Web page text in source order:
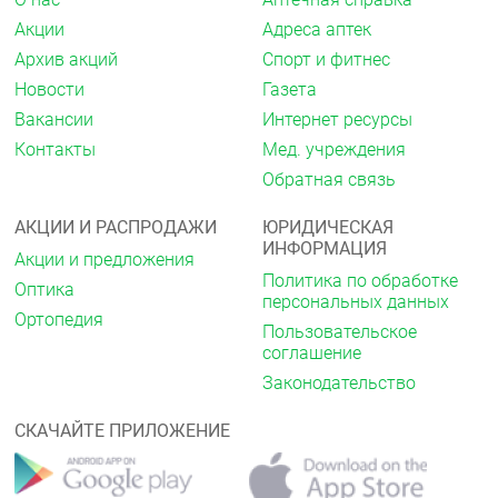
Противопоказания
Повышенная чувствительность к
действующему веществу.
Не рекомендуется применение препарата в
детям в возрасте до 3 лет ввиду риска
реактивного ларингоспазма.
Применение при беременности и в период
грудного вскармливания
Согласно имеющимся данным применение
препарата при беременности и в период грудного
вскармливания возможно, так как препарат не
обладает системным действием при его
применении в соответствии с инструкцией, однако
остаётся на усмотрение врача.
Способ применения и дозы
Местно.
Препарат готов к применению.
Акции
Архив акций
Новости
Вакансии
Контакты
Адреса аптек
Спорт и фитнес
Газета
Интернет ресурсы
Мед. учреждения
Обратная связь
АКЦИИ И РАСПРОДАЖИ
Акции и предложения
Оптика
Ортопедия
ЮРИДИЧЕСКАЯ
ИНФОРМАЦИЯ
Политика по обработке
персональных данных
Пользовательское
соглашение
Законодательство
СКАЧАЙТЕ ПРИЛОЖЕНИЕ